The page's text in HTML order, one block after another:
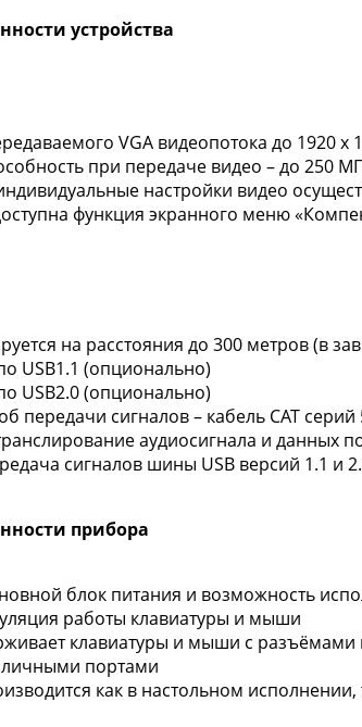
устройства
VGA видеопотока до 1920 х
при передаче видео – до 250
настройки видео
функция экранного меню
на расстояния до 300 метров (в
USB1.1 (опционально)
USB2.0 (опционально)
передачи сигналов – кабель CAT серий
аудиосигнала и данных
сигналов шины USB версий 1.1 и
прибора
блок питания и возможность
работы клавиатуры и мыши
клавиатуры и мыши с разъёмами
портами
как в настольном